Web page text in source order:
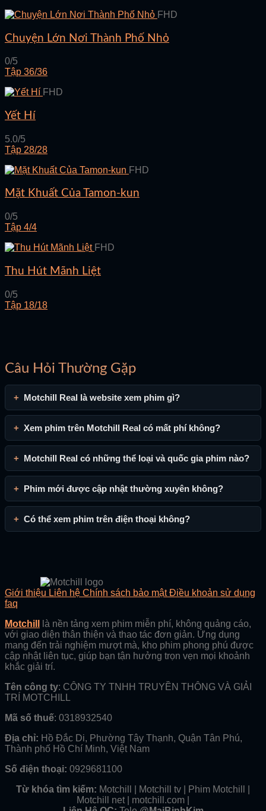
FHD
Chuyện Lớn Nơi Thành Phố Nhỏ
0/5
Tập 36/36
FHD
Yết Hí
5.0/5
Tập 28/28
FHD
Mặt Khuất Của Tamon-kun
0/5
Tập 4/4
FHD
Thu Hút Mãnh Liệt
0/5
Tập 18/18
Câu Hỏi Thường Gặp
Motchill Real là website xem phim gì?
Xem phim trên Motchill Real có mất phí không?
Motchill Real có những thể loại và quốc gia phim nào?
Phim mới được cập nhật thường xuyên không?
Có thể xem phim trên điện thoại không?
Giới thiệu Liên hệ Chính sách bảo mật Điều khoản sử dụng
faq
Motchill
là nền tảng xem phim miễn phí, không quảng cáo,
với giao diện thân thiện và thao tác đơn giản. Ứng dụng
mang đến trải nghiệm mượt mà, kho phim phong phú được
cập nhật liên tục, giúp bạn tận hưởng trọn vẹn mọi khoảnh
khắc giải trí.
Tên công ty: CÔNG TY TNHH TRUYỀN THÔNG VÀ GIẢI
TRÍ MOTCHILL
Mã số thuế: 0318932540
Địa chỉ: Hồ Đắc Di, Phường Tây Thạnh, Quận Tân Phú,
Thành phố Hồ Chí Minh, Việt Nam
Số điện thoại: 0929681100
Từ khóa tìm kiếm: Motchill | Motchill tv | Phim Motchill |
Motchill net | motchill.com |